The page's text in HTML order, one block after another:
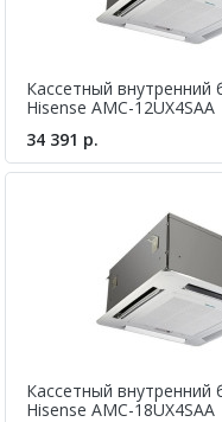
Кассетный внутренний
Hisense AMC-12UX4SAA
34 391 р.
Кассетный внутренний
Hisense AMC-18UX4SAA